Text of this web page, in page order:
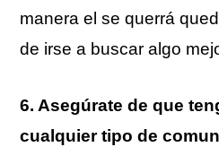
manera el se querrá
de irse a buscar algo
6. Asegúrate de que
cualquier tipo de